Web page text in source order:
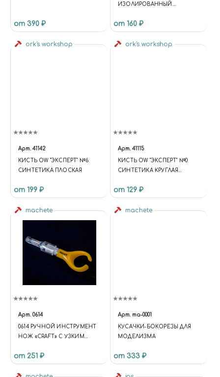
от 390 ₽
ИЗОЛИРОВАННЫЙ
от 160 ₽
ork's workshop
Арт. 41142
КИСТЬ OW "ЭКСПЕРТ" №6
СИНТЕТИКА ПЛОСКАЯ
от 199 ₽
ork's workshop
Арт. 41115
КИСТЬ OW "ЭКСПЕРТ" №0
СИНТЕТИКА КРУГЛАЯ
от 129 ₽
machete
Арт. 0614
0614 РУЧНОЙ ИНСТРУМЕНТ
НОЖ «CRAFT» С УЗКИМ
от 251 ₽
machete
Арт. ma-0001
КУСАЧКИ-БОКОРЕЗЫ ДЛЯ
МОДЕЛИЗМА
от 333 ₽